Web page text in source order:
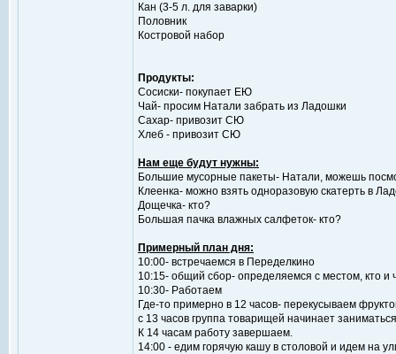
Кан (3-5 л. для заварки)
Половник
Костровой набор
Продукты:
Сосиски- покупает ЕЮ
Чай- просим Натали забрать из Ладошки
Сахар- привозит СЮ
Хлеб - привозит СЮ
Нам еще будут нужны:
Большие мусорные пакеты- Натали, можешь
Клеенка- можно взять одноразовую скатерть в
Дощечка- кто?
Большая пачка влажных салфеток- кто?
Примерный план дня:
10:00- встречаемся в Переделкино
10:15- общий сбор- определяемся с местом, кто и
10:30- Работаем
Где-то примерно в 12 часов- перекусываем
с 13 часов группа товарищей начинает
К 14 часам работу завершаем.
14:00 - едим горячую кашу в столовой и идем на